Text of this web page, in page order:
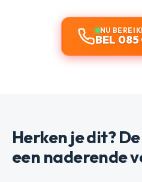
NU
BEL 085
Herken je dit?
een naderende